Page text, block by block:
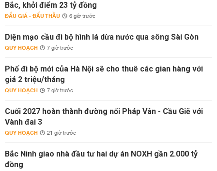
Bắc, khởi điểm 23 tỷ đồng
ĐẤU GIÁ - ĐẤU THẦU 6 giờ trước
Diện mạo cầu đi bộ hình lá dừa nước qua sông Sài Gòn
QUY HOẠCH 7 giờ trước
Phố đi bộ mới của Hà Nội sẽ cho thuê các gian hàng với
giá 2 triệu/tháng
QUY HOẠCH 7 giờ trước
Cuối 2027 hoàn thành đường nối Pháp Vân - Cầu Giẽ với
Vành đai 3
QUY HOẠCH 21 giờ trước
Bắc Ninh giao nhà đầu tư hai dự án NOXH gần 2.000 tỷ
đồng